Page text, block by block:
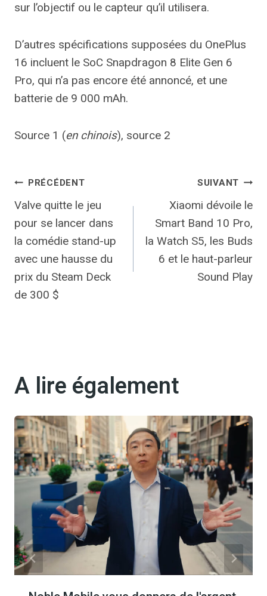
sur l’objectif ou le capteur qu’il utilisera.
D’autres spécifications supposées du OnePlus
16 incluent le SoC Snapdragon 8 Elite Gen 6
Pro, qui n’a pas encore été annoncé, et une
batterie de 9 000 mAh.
Source 1 (en chinois), source 2
Navigation
de
l’article
PRÉCÉDENT
Valve quitte le jeu
pour se lancer dans
la comédie stand-up
avec une hausse du
prix du Steam Deck
de 300 $
SUIVANT
Xiaomi dévoile le
Smart Band 10 Pro,
la Watch S5, les Buds
6 et le haut-parleur
Sound Play
A lire également